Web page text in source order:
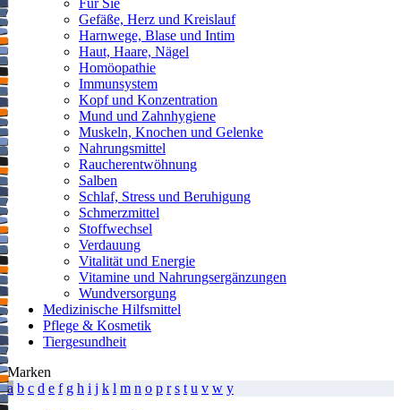
Für Sie
Gefäße, Herz und Kreislauf
Harnwege, Blase und Intim
Haut, Haare, Nägel
Homöopathie
Immunsystem
Kopf und Konzentration
Mund und Zahnhygiene
Muskeln, Knochen und Gelenke
Nahrungsmittel
Raucherentwöhnung
Salben
Schlaf, Stress und Beruhigung
Schmerzmittel
Stoffwechsel
Verdauung
Vitalität und Energie
Vitamine und Nahrungsergänzungen
Wundversorgung
Medizinische Hilfsmittel
Pflege & Kosmetik
Tiergesundheit
Marken
a b c d e f g h i j k l m n o p r s t u v w y